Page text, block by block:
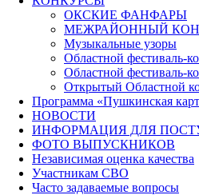
ОКСКИЕ ФАНФАРЫ
МЕЖРАЙОННЫЙ
Музыкальные узоры
Областной
Областной фестиваль-
Открытый Областной
Программа «Пушкинская
НОВОСТИ
ИНФОРМАЦИЯ ДЛЯ
ФОТО ВЫПУСКНИКОВ
Независимая оценка качества
Участникам СВО
Часто задаваемые вопросы